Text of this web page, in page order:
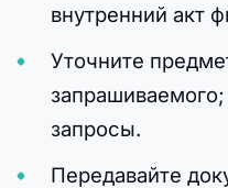
внутренний акт
Уточните
запросы.
Передавайте